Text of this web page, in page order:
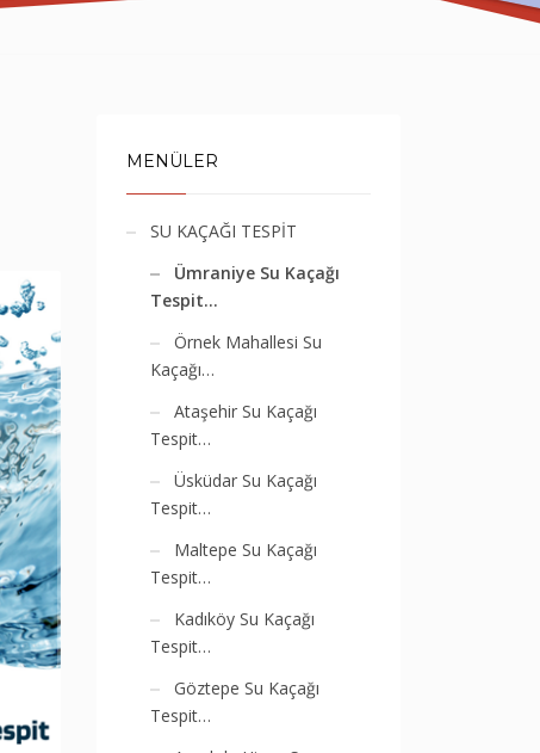
MENÜLER
SU KAÇAĞI TESPİT
Ümraniye Su Kaçağı
Tespit…
Örnek Mahallesi Su
Kaçağı…
Ataşehir Su Kaçağı
Tespit…
Üsküdar Su Kaçağı
Tespit…
Maltepe Su Kaçağı
Tespit…
Kadıköy Su Kaçağı
Tespit…
Göztepe Su Kaçağı
Tespit…